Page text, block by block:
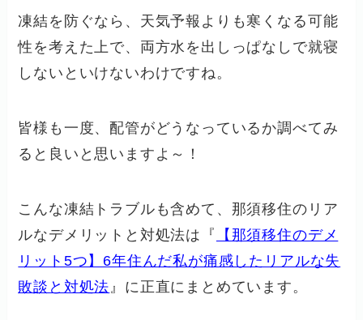
凍結を防ぐなら、天気予報よりも寒くなる可能
性を考えた上で、両方水を出しっぱなしで就寝
しないといけないわけですね。
皆様も一度、配管がどうなっているか調べてみ
ると良いと思いますよ～！
こんな凍結トラブルも含めて、那須移住のリア
ルなデメリットと対処法は『
【那須移住のデメ
リット5つ】6年住んだ私が痛感したリアルな失
敗談と対処法』に正直にまとめています。